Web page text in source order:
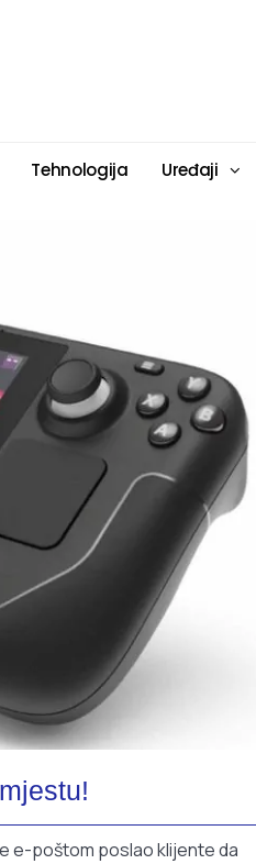
Tehnologija Uređaji
e-poštom poslao klijente da